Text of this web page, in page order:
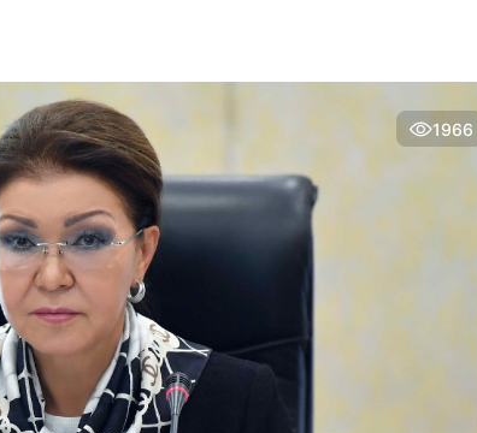
1966